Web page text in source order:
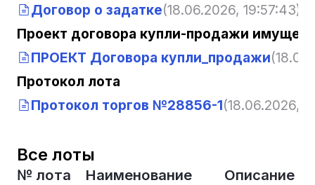
Договор о задатке(18.06.2026, 19:57:43)
Проект договора купли-продажи
ПРОЕКТ Договора купли_продажи
Протокол лота
Протокол торгов №28856-1(18.06.2026,
Все лоты
№ лота Наименование Описание